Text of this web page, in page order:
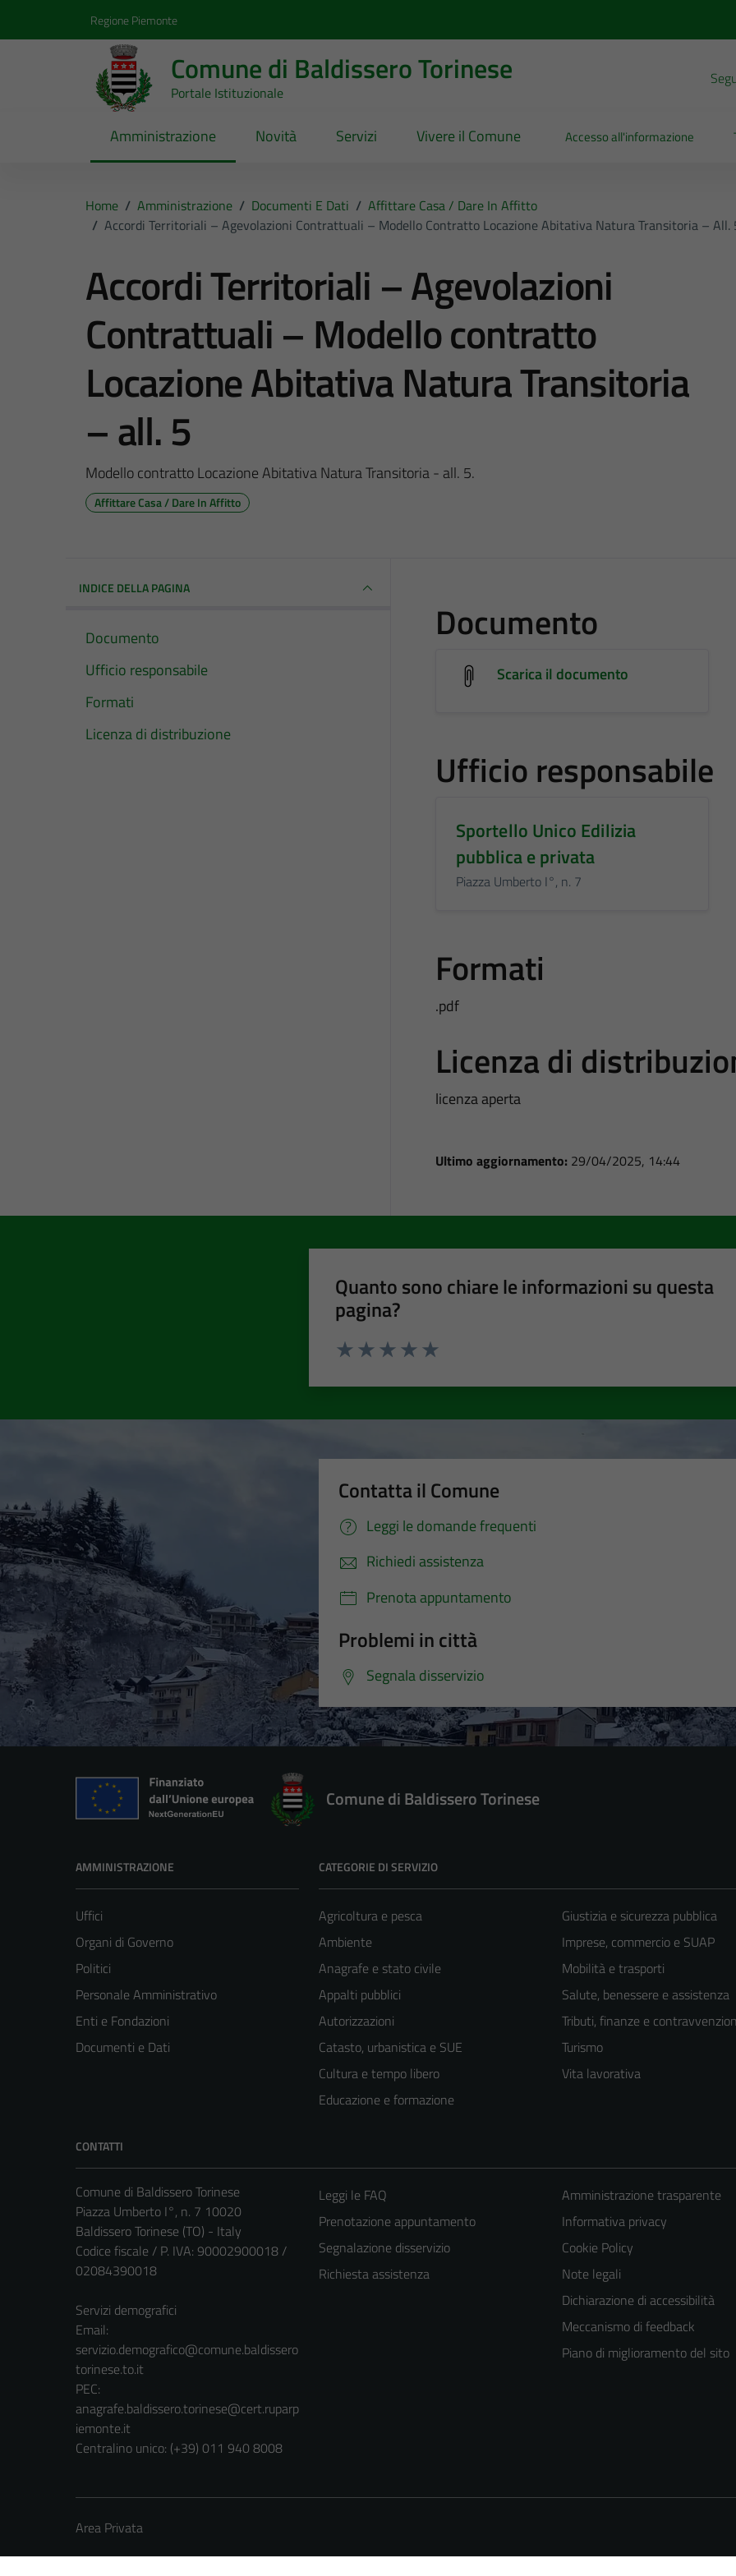
Regione Piemonte
Comune di Baldissero Torinese
Portale Istituzionale
Amministrazione Novità Servizi Vivere il Comune Accesso all'informazione
Home / Amministrazione / Documenti E Dati / Affittare Casa / Dare In Affitto
/ Accordi Territoriali – Agevolazioni Contrattuali – Modello Contratto Locazione Abitativa Natura Transitoria – All.
Accordi Territoriali – Agevolazioni
Contrattuali – Modello contratto
Locazione Abitativa Natura Transitoria
– all. 5
Modello contratto Locazione Abitativa Natura Transitoria - all. 5.
Affittare Casa / Dare In Affitto
INDICE DELLA PAGINA
Documento
Ufficio responsabile
Formati
Licenza di distribuzione
Documento
Scarica il documento
Ufficio responsabile
Sportello Unico Edilizia
pubblica e privata
Piazza Umberto I°, n. 7
Formati
.pdf
Licenza di
licenza aperta
Ultimo aggiornamento: 29/04/2025, 14:44
Quanto sono chiare le informazioni su questa
pagina?
Contatta il Comune
Leggi le domande frequenti
Richiedi assistenza
Prenota appuntamento
Problemi in città
Segnala disservizio
Comune di Baldissero Torinese
AMMINISTRAZIONE
Uffici
Organi di Governo
Politici
Personale Amministrativo
Enti e Fondazioni
Documenti e Dati
CATEGORIE DI SERVIZIO
Agricoltura e pesca
Ambiente
Anagrafe e stato civile
Appalti pubblici
Autorizzazioni
Catasto, urbanistica e SUE
Cultura e tempo libero
Educazione e formazione
Giustizia e sicurezza pubblica
Imprese, commercio e SUAP
Mobilità e trasporti
Salute, benessere e assistenza
Tributi, finanze e
Turismo
Vita lavorativa
CONTATTI
Comune di Baldissero Torinese
Piazza Umberto I°, n. 7 10020
Baldissero Torinese (TO) - Italy
Codice fiscale / P. IVA: 90002900018 /
02084390018
Servizi demografici
Email:
servizio.demografico@comune.baldissero
torinese.to.it
PEC:
anagrafe.baldissero.torinese@cert.ruparp
iemonte.it
Centralino unico: (+39) 011 940 8008
Leggi le FAQ
Prenotazione appuntamento
Segnalazione disservizio
Richiesta assistenza
Amministrazione trasparente
Informativa privacy
Cookie Policy
Note legali
Dichiarazione di accessibilità
Meccanismo di feedback
Piano di miglioramento del sito
Area Privata